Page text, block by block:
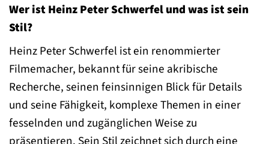
Wer ist Heinz Peter Schwerfel und was ist sein
Stil?
Heinz Peter Schwerfel ist ein renommierter
Filmemacher, bekannt für seine akribische
Recherche, seinen feinsinnigen Blick für Details
und seine Fähigkeit, komplexe Themen in einer
fesselnden und zugänglichen Weise zu